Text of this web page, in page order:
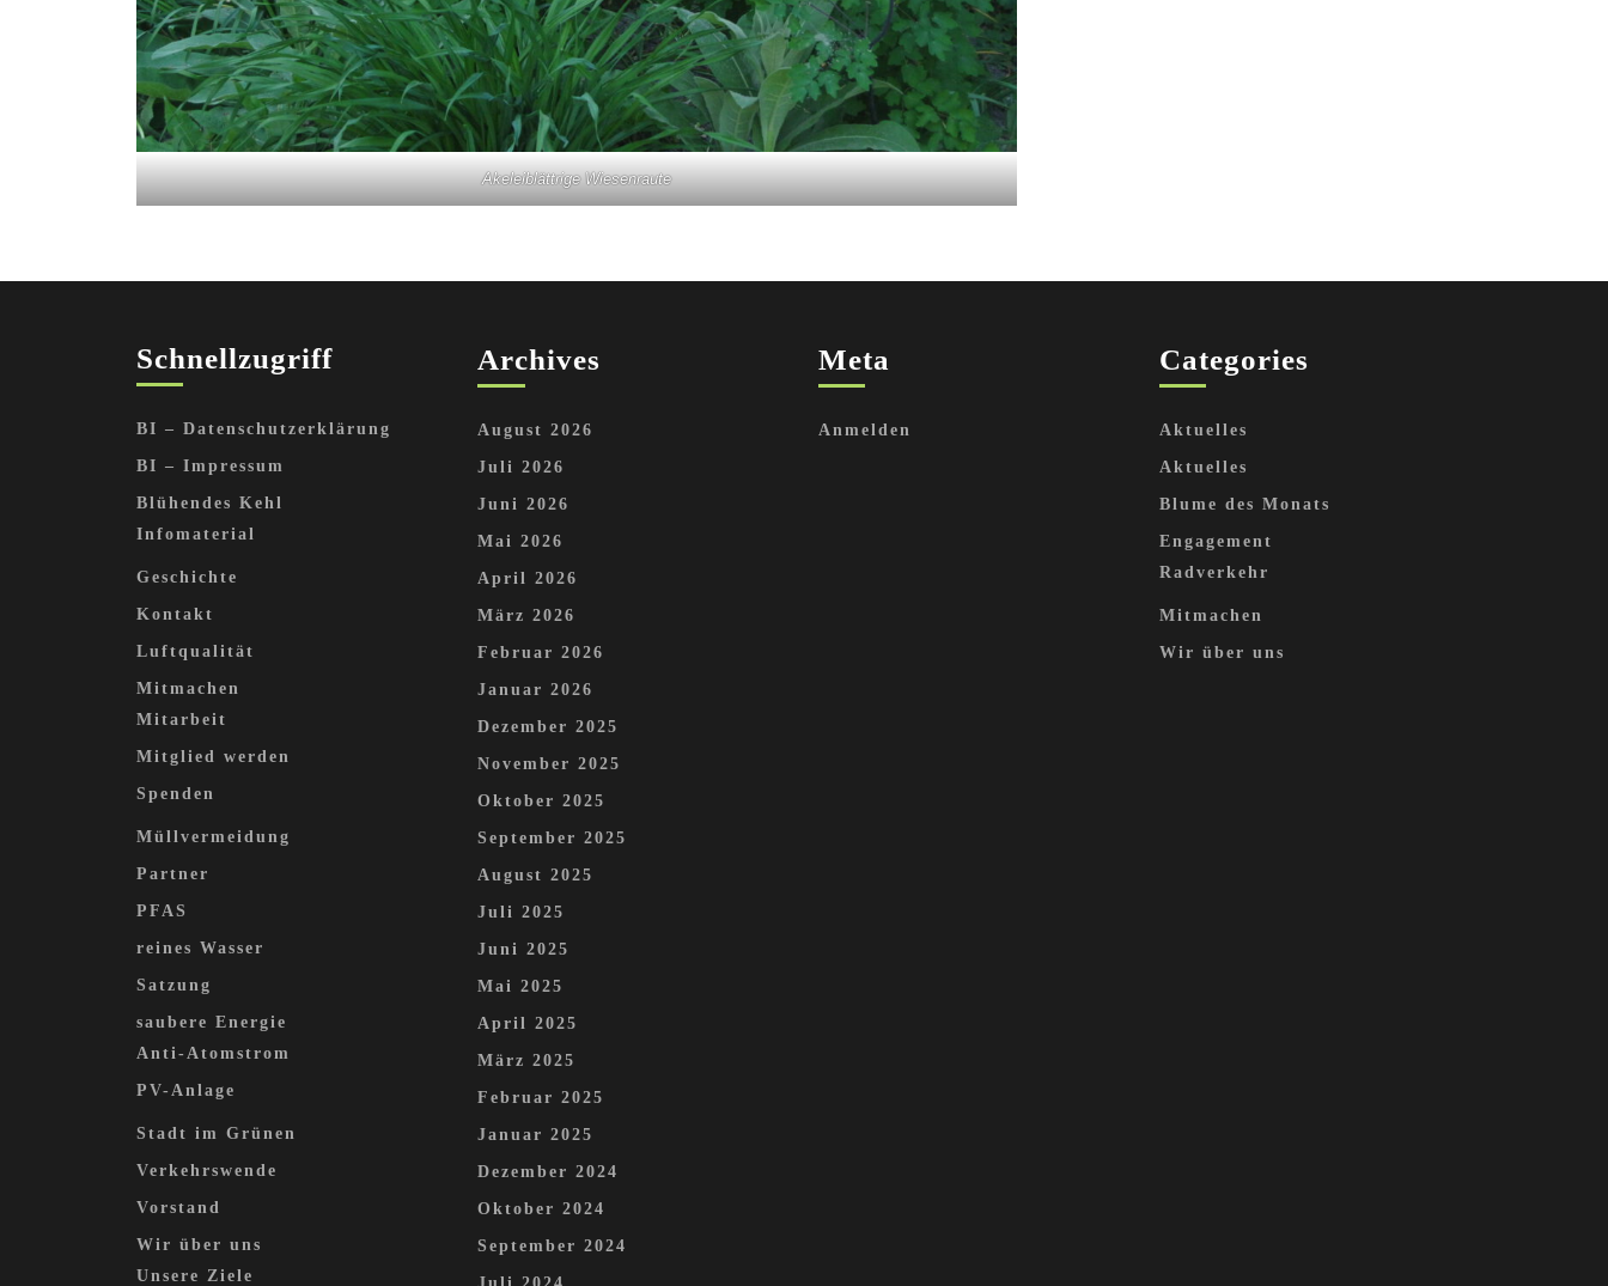
Akeleiblättrige Wiesenraute
Schnellzugriff
BI – Datenschutzerklärung
BI – Impressum
Blühendes Kehl
Infomaterial
Geschichte
Kontakt
Luftqualität
Mitmachen
Mitarbeit
Mitglied werden
Spenden
Müllvermeidung
Partner
PFAS
reines Wasser
Satzung
saubere Energie
Anti-Atomstrom
PV-Anlage
Stadt im Grünen
Verkehrswende
Vorstand
Wir über uns
Unsere Ziele
Archives
August 2026
Juli 2026
Juni 2026
Mai 2026
April 2026
März 2026
Februar 2026
Januar 2026
Dezember 2025
November 2025
Oktober 2025
September 2025
August 2025
Juli 2025
Juni 2025
Mai 2025
April 2025
März 2025
Februar 2025
Januar 2025
Dezember 2024
Oktober 2024
September 2024
Meta
Anmelden
Categories
Aktuelles
Aktuelles
Blume des Monats
Engagement
Radverkehr
Mitmachen
Wir über uns